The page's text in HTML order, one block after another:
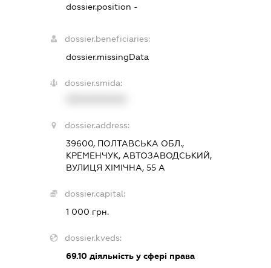
dossier.position -
dossier.beneficiaries:
dossier.missingData
dossier.smida:
dossier.address:
39600, ПОЛТАВСЬКА ОБЛ.,
КРЕМЕНЧУК, АВТОЗАВОДСЬКИЙ,
ВУЛИЦЯ ХІМІЧНА, 55 А
dossier.capital:
1 000 грн.
dossier.kveds:
69.10 діяльність у сфері права